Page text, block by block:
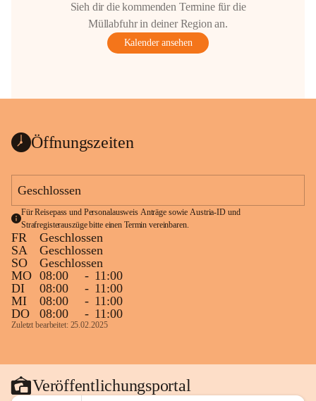
Sieh dir die kommenden Termine für die
Müllabfuhr in deiner Region an.
Kalender ansehen
Öffnungszeiten
Geschlossen
Für Reisepass und Personalausweis Anträge sowie Austria-ID und
Strafregisterauszüge bitte einen Termin vereinbaren.
FR
Geschlossen
SA
Geschlossen
SO
Geschlossen
MO 08:00 - 11:00
DI
08:00 - 11:00
MI
08:00 - 11:00
DO
08:00 - 11:00
Zuletzt bearbeitet: 25.02.2025
Veröffentlichungsportal